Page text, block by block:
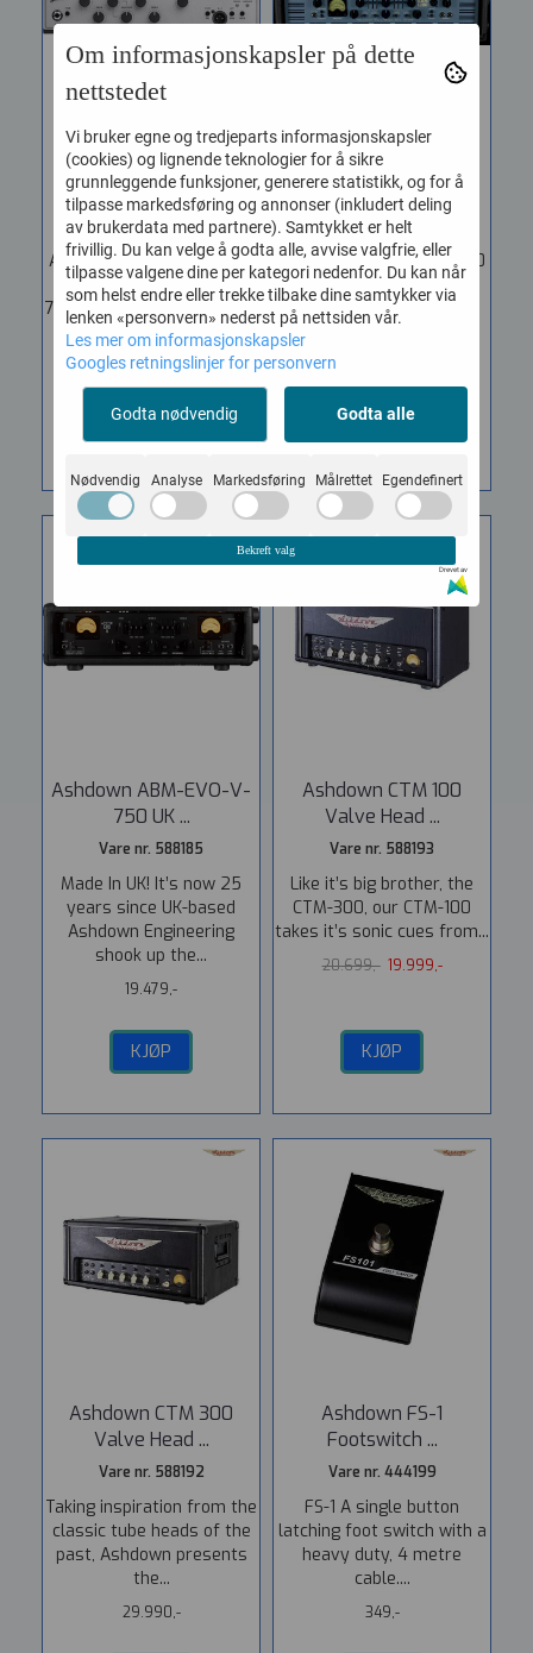
Aguilar Tone Hammer
700 v2 ...
Vare nr. 604653
Aguilar Tone Hammer 700
v2 Bassforsterker Topp
700 Watt Designed for the
discerning...
15.499,-
Ashdown ABM 1200-
EVO IV UK ...
Vare nr. 588186
Made In UK! The ABM 1200
EVO IV teams the ABM
preamp with a gut-
rumbling 1200W power...
Ashdown ABM-EVO-V-
750 UK ...
Vare nr. 588185
Made In UK! It’s now 25
years since UK-based
Ashdown Engineering
shook up the...
19.479,-
KJØP
-3%
Ashdown CTM 100
Valve Head ...
Vare nr. 588193
Like it’s big brother, the
CTM-300, our CTM-100
takes it’s sonic cues from...
20.699,- 19.999,-
KJØP
Ashdown CTM 300
Valve Head ...
Vare nr. 588192
Taking inspiration from the
classic tube heads of the
past, Ashdown presents
the...
29.990,-
Ashdown FS-1
Footswitch ...
Vare nr. 444199
FS-1 A single button
latching foot switch with a
heavy duty, 4 metre
cable....
349,-
Om informasjonskapsler på dette
nettstedet
Vi bruker egne og tredjeparts informasjonskapsler
(cookies) og lignende teknologier for å sikre
grunnleggende funksjoner, generere statistikk, og for å
tilpasse markedsføring og annonser (inkludert deling
av brukerdata med partnere). Samtykket er helt
frivillig. Du kan velge å godta alle, avvise valgfrie, eller
tilpasse valgene dine per kategori nedenfor. Du kan når
som helst endre eller trekke tilbake dine samtykker via
lenken «personvern» nederst på nettsiden vår.
Les mer om informasjonskapsler
Googles retningslinjer for personvern
Godta nødvendig Godta alle
Nødvendig Analyse Markedsføring Målrettet Egendefinert
Bekreft valg
Drevet av